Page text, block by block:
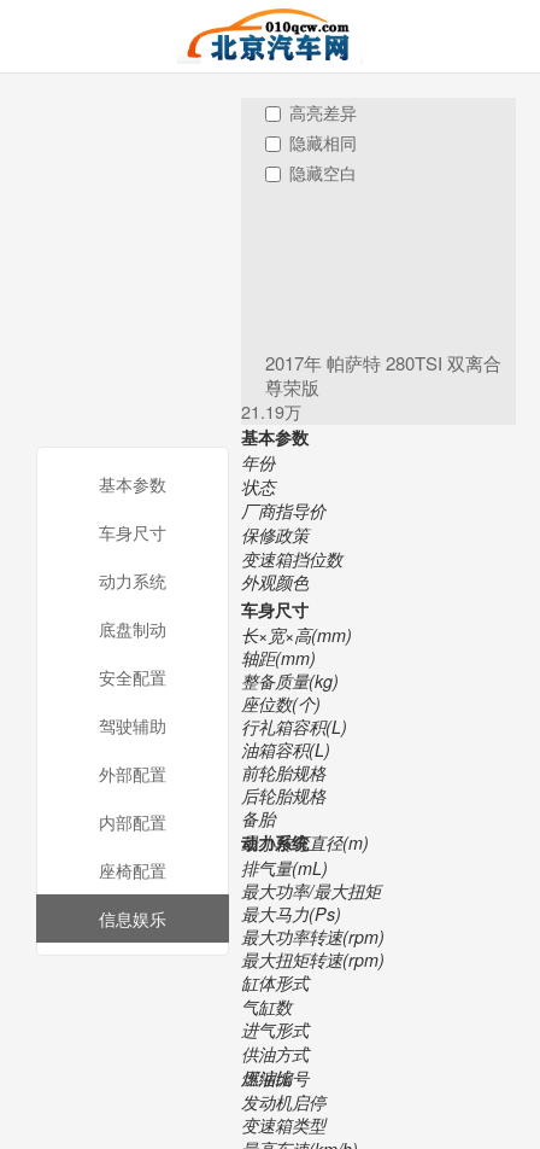
高亮差异
隐藏相同
隐藏空白
2017年 帕萨特 280TSI 双离合
尊荣版
21.19万
基本参数
年份
状态
厂商指导价
保修政策
变速箱挡位数
外观颜色
车身尺寸
长×宽×高(mm)
轴距(mm)
整备质量(kg)
座位数(个)
行礼箱容积(L)
油箱容积(L)
前轮胎规格
后轮胎规格
备胎
最小转弯直径(m)
动力系统
排气量(mL)
最大功率/最大扭矩
最大马力(Ps)
最大功率转速(rpm)
最大扭矩转速(rpm)
缸体形式
气缸数
进气形式
供油方式
压缩比
燃油编号
发动机启停
变速箱类型
基本参数
车身尺寸
动力系统
底盘制动
安全配置
驾驶辅助
外部配置
内部配置
座椅配置
信息娱乐